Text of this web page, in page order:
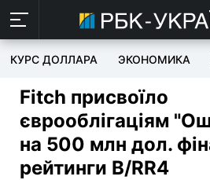
КУРС ДОЛЛАРА ЭКОНОМИКА
Fitch присвоїло
єврооблігаціям
на 500 млн дол.
рейтинги B/RR4